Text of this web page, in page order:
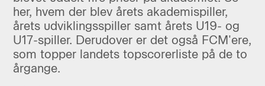
her, hvem der blev årets akademispiller,
årets udviklingsspiller samt årets U19- og
U17-spiller. Derudover er det også FCM'ere,
som topper landets topscorerliste på de to
årgange.